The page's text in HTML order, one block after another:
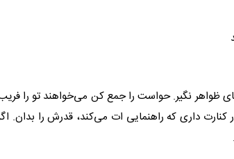
ظواهر نگیر. حواست را جمع کن می‌خواهند تو را فریب
کنارت داری که راهنمایی ات می‌کند، قدرش را